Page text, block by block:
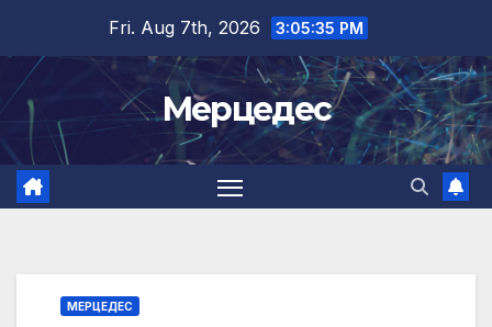
content
Fri. Aug 7th, 2026 3:05:36 PM
Мерцедес
МЕРЦЕДЕС